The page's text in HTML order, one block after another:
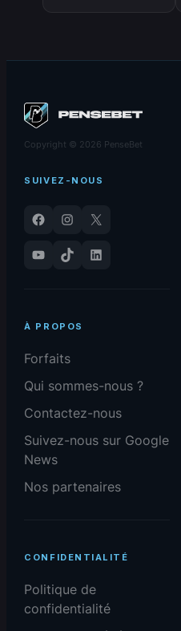
Copyright © 2026 PenseBet
SUIVEZ-NOUS
Facebook Instagram
X
YouTube
TikTok LinkedIn
À PROPOS
Forfaits
Qui sommes-nous ?
Contactez-nous
Suivez-nous sur Google
News
Nos partenaires
CONFIDENTIALITÉ
Politique de
confidentialité